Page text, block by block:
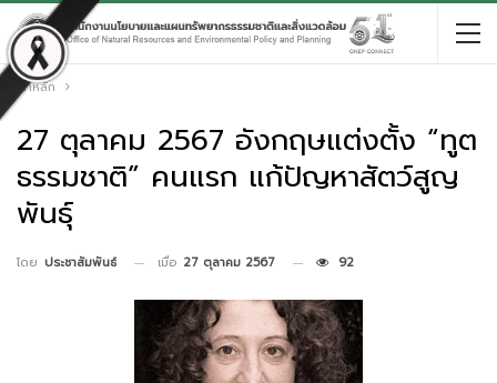
หน้าหลัก
27 ตุลาคม 2567 อังกฤษแต่งตั้ง “ทูต
ธรรมชาติ” คนแรก แก้ปัญหาสัตว์สูญ
พันธุ์
โดย ประชาสัมพันธ์ เมื่อ 27 ตุลาคม 2567 92